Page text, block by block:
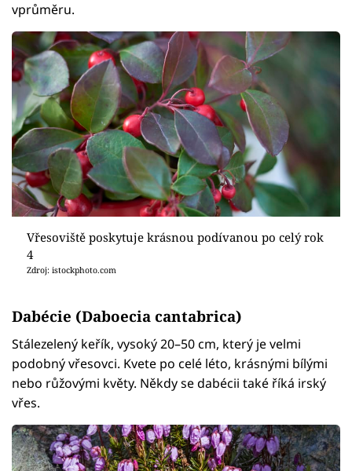
vprůměru.
Vřesoviště poskytuje krásnou podívanou po celý rok
4
Zdroj: istockphoto.com
Dabécie (Daboecia cantabrica)
Stálezelený keřík, vysoký 20–50 cm, který je velmi
podobný vřesovci. Kvete po celé léto, krásnými bílými
nebo růžovými květy. Někdy se dabécii také říká irský
vřes.